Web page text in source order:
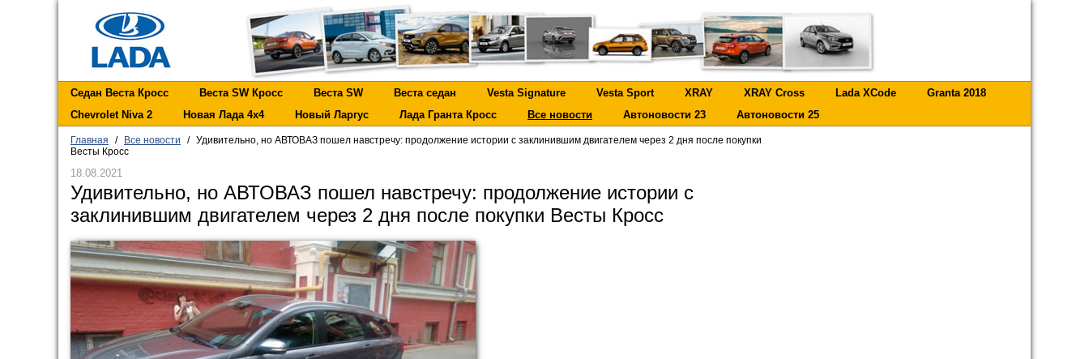
Седан Веста Кросс Веста SW Кросс Веста SW Веста седан Vesta Signature Vesta Sport XRAY XRAY Cross Lada XCode
Granta 2018
Chevrolet Niva 2
Новая Лада 4х4 Новый Ларгус Лада Гранта Кросс Все новости Автоновости 23 Автоновости 25
Главная / Все новости / Удивительно, но АВТОВАЗ пошел навстречу: продолжение истории с заклинившим двигателем через 2 дня после покупки
Весты Кросс
18.08.2021
Удивительно, но АВТОВАЗ пошел навстречу: продолжение истории с
заклинившим двигателем через 2 дня после покупки Весты Кросс